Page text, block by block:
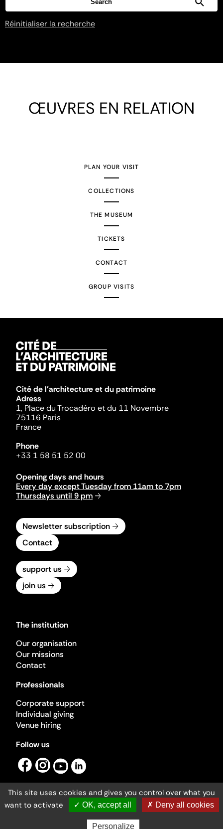
Réinitialiser la recherche
ŒUVRES EN RELATION
PLAN YOUR VISIT
COLLECTIONS
THE MUSEUM
TICKETS
CONTACT
GROUP VISITS
Cité de l'architecture et du patrimoine
Adress
1, Place du Trocadéro et du 11 Novembre
75116 Paris
France
Phone
+33 1 58 51 52 00
Opening days and hours
Every day except Tuesday from 11am to 7pm
Thursdays until 9 pm
Newsletter subscription
Contact
support us
join us
The institution
Our organisation
Our missions
Contact
Professionals
Corporate support
Individual giving
Venue hiring
Follow us
Ministère de la Culture ©2026
- Cité de l'architecture et du patrimoine
This site uses cookies and gives you control over what you
want to activate
✓ OK, accept all ✗ Deny all cookies
Personalize